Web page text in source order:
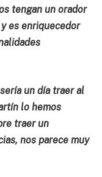
tengan un orador
es enriquecedor
un día traer al
lo hemos
traer un
nos parece muy